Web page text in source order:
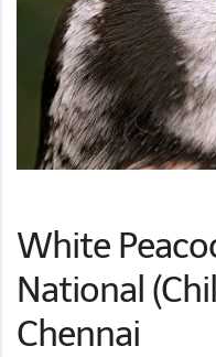
White
National
Chennai